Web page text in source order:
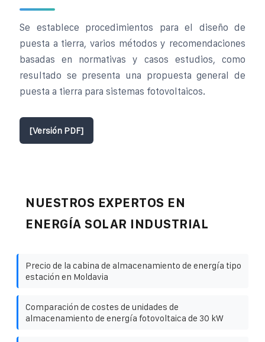
Se establece procedimientos para el diseño de
puesta a tierra, varios métodos y recomendaciones
basadas en normativas y casos estudios, como
resultado se presenta una propuesta general de
puesta a tierra para sistemas fotovoltaicos.
[Versión PDF]
NUESTROS EXPERTOS EN
ENERGÍA SOLAR INDUSTRIAL
Precio de la cabina de almacenamiento de energía tipo
estación en Moldavia
Comparación de costes de unidades de
almacenamiento de energía fotovoltaica de 30 kW